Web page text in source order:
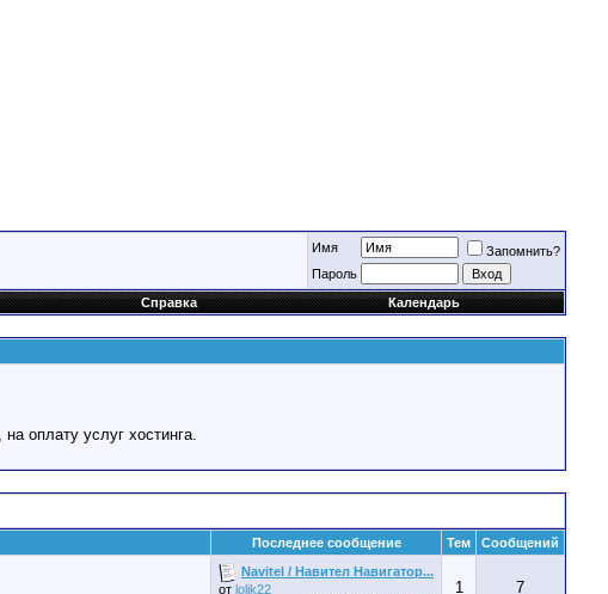
Имя
Запомнить?
Пароль
Справка Календарь
оплату услуг хостинга.
Последнее сообщение Тем Сообщений
Navitel / Навител Навигатор...
от lolik22
1 7